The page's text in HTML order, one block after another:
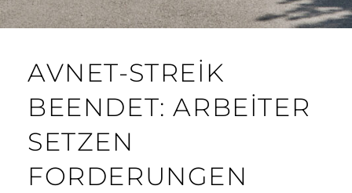
AVNET-STREIK
BEENDET: ARBEITER
SETZEN
FORDERUNGEN